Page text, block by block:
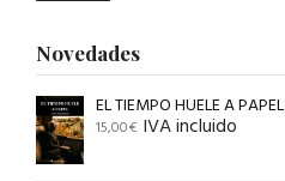
Novedades
EL TIEMPO HUELE A
15,00€ IVA incluido